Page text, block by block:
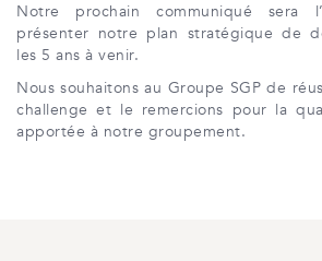
Notre prochain communiqué sera
présenter notre plan stratégique de
les 5 ans à venir.
Nous souhaitons au Groupe SGP de
challenge et le remercions pour la
apportée à notre groupement.